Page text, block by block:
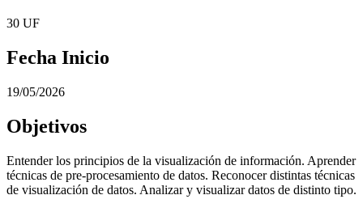
30 UF
Fecha Inicio
19/05/2026
Objetivos
Entender los principios de la visualización de información. Aprender
técnicas de pre-procesamiento de datos. Reconocer distintas técnicas
de visualización de datos. Analizar y visualizar datos de distinto tipo.